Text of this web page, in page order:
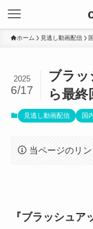
ホーム 見逃し動画配信
ブラ
ら最終
2025
6/17
見逃し動画配信 国
当ページのリ
『ブラッシュア